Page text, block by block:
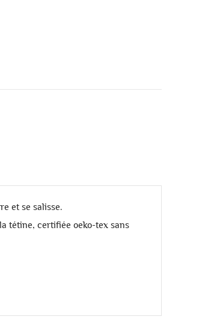
et se salisse.
tétine, certifiée oeko-tex sans